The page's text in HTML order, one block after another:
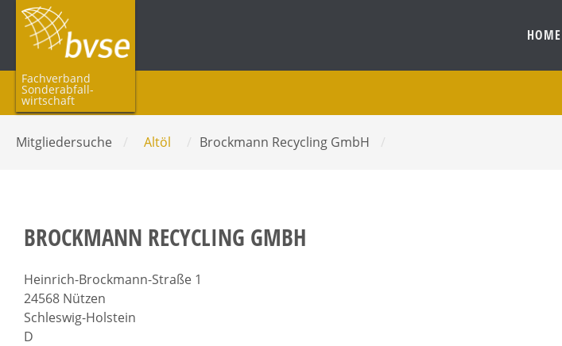
Fachverband
Sonderabfall­
wirtschaft
HOME
Mitgliedersuche / Altöl / Brockmann Recycling GmbH /
BROCKMANN RECYCLING GMBH
Heinrich-Brockmann-Straße 1
24568 Nützen
Schleswig-Holstein
D